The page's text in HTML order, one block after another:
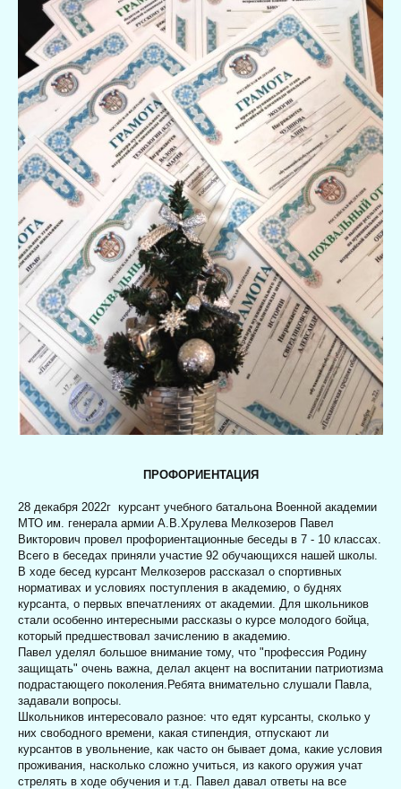
ПРОФОРИЕНТАЦИЯ
28 декабря 2022г курсант учебного батальона Военной академии
МТО им. генерала армии А.В.Хрулева Мелкозеров Павел
Викторович провел профориентационные беседы в 7 - 10 классах.
Всего в беседах приняли участие 92 обучающихся нашей школы.
В ходе бесед курсант Мелкозеров рассказал о спортивных
нормативах и условиях поступления в академию, о буднях
курсанта, о первых впечатлениях от академии. Для школьников
стали особенно интересными рассказы о курсе молодого бойца,
который предшествовал зачислению в академию.
Павел уделял большое внимание тому, что "профессия Родину
защищать" очень важна, делал акцент на воспитании патриотизма
подрастающего поколения.Ребята внимательно слушали Павла,
задавали вопросы.
Школьников интересовало разное: что едят курсанты, сколько у
них свободного времени, какая стипендия, отпускают ли
курсантов в увольнение, как часто он бывает дома, какие условия
проживания, насколько сложно учиться, из какого оружия учат
стрелять в ходе обучения и т.д. Павел давал ответы на все